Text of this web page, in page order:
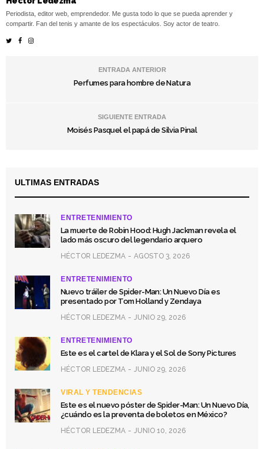
Periodista, editor web, emprendedor. Me gusta todo lo que se pueda aprender y
compartir. Fan del tenis y amante de los espectáculos. Soy actor de teatro.
ENTRADA ANTERIOR
Perfumes para hombre de Natura
SIGUIENTE ENTRADA
Moisés Pasquel el papá de Silvia Pinal
ULTIMAS ENTRADAS
ENTRETENIMIENTO
La muerte de Robin Hood: Hugh Jackman revela el
lado más oscuro del legendario arquero
HÉCTOR LEDEZMA AGOSTO 3, 2026
ENTRETENIMIENTO
Nuevo tráiler de Spider-Man: Un Nuevo Día es
presentado por Tom Holland y Zendaya
HÉCTOR LEDEZMA JUNIO 29, 2026
ENTRETENIMIENTO
Este es el cartel de Klara y el Sol de Sony Pictures
HÉCTOR LEDEZMA JUNIO 29, 2026
VIRAL Y TENDENCIAS
Este es el nuevo póster de Spider-Man: Un Nuevo Día,
¿cuándo es la preventa de boletos en México?
HÉCTOR LEDEZMA JUNIO 10, 2026